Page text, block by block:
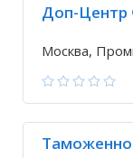
Доп-Центр
Москва,